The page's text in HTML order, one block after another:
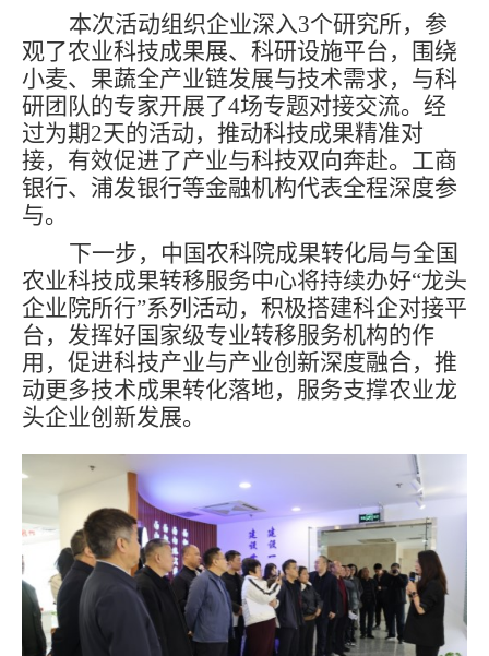
本次活动组织企业深入3个研究所，参
观了农业科技成果展、科研设施平台，围绕
小麦、果蔬全产业链发展与技术需求，与科
研团队的专家开展了4场专题对接交流。经
过为期2天的活动，推动科技成果精准对
接，有效促进了产业与科技双向奔赴。工商
银行、浦发银行等金融机构代表全程深度参
与。
下一步，中国农科院成果转化局与全国
农业科技成果转移服务中心将持续办好“龙头
企业院所行”系列活动，积极搭建科企对接平
台，发挥好国家级专业转移服务机构的作
用，促进科技产业与产业创新深度融合，推
动更多技术成果转化落地，服务支撑农业龙
头企业创新发展。